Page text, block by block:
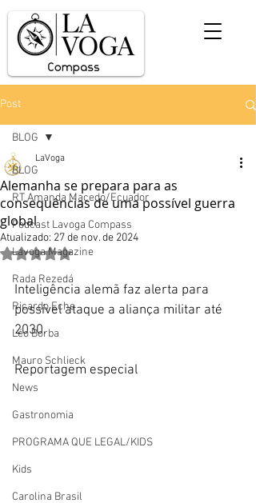
Post
BLOG
RT Amanda Macedo/Ecuador
Podcast Lavoga Compass
Lavoga Magazine
Rada Rezedá
Ricardo Eche
Léo Borba
Mauro Schlieck
News
Gastronomia
PROGRAMA QUE LEGAL/KIDS
Kids
Carolina Brasil
BLOG
Alemanha se prepara para as
consequências de uma possível guerra
global
LaVoga
Atualizado: 27 de nov. de 2024
Avaliado com NaN de 5 estrelas.
Inteligência alemã faz alerta para
possível ataque a aliança militar até
2030.
Reportagem especial